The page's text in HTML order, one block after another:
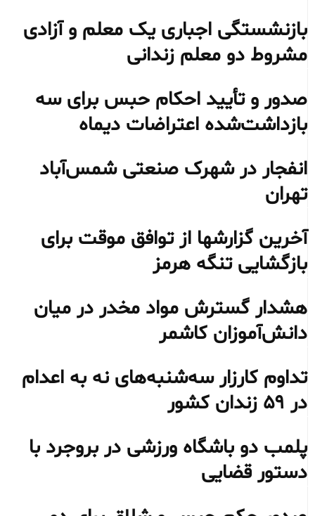
بازنشستگی اجباری یک معلم و آزادی
مشروط دو معلم زندانی
صدور و تأیید احکام حبس برای سه
بازداشت‌شده اعتراضات دیماه
انفجار در شهرک صنعتی شمس‌آباد
تهران
آخرین گزارشها از توافق موقت برای
بازگشایی تنگه هرمز
هشدار گسترش مواد مخدر در میان
دانش‌آموزان کاشمر
تداوم کارزار سه‌شنبه‌های نه به اعدام
در ۵۹ زندان کشور
پلمب دو باشگاه ورزشی در بروجرد با
دستور قضایی